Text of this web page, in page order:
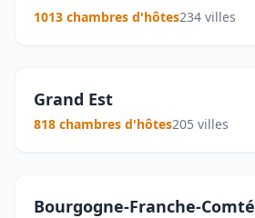
1013 chambres d'hôtes234 villes
Grand Est
818 chambres d'hôtes205 villes
Bourgogne-Franche-Comté